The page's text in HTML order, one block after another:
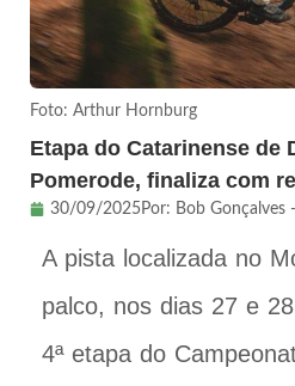
Foto: Arthur Hornburg
Etapa do Catarinense de
Pomerode, finaliza com
30/09/2025Por: Bob Gonçalves
A pista localizada no
palco, nos dias 27 e
4ª etapa do